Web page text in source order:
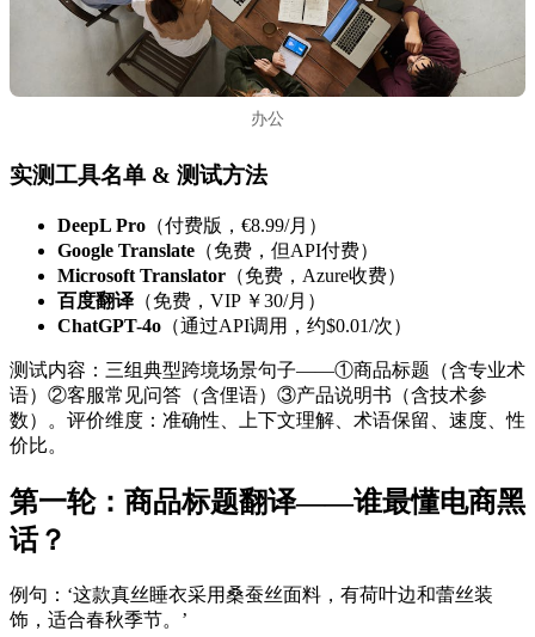
办公
实测工具名单 & 测试方法
DeepL Pro （付费版，€8.99/月）
Google Translate （免费，但API付费）
Microsoft Translator （免费，Azure收费）
百度翻译 （免费，VIP ￥30/月）
ChatGPT-4o （通过API调用，约$0.01/次）
测试内容：三组典型跨境场景句子——①商品标题（含专业术
语）②客服常见问答（含俚语）③产品说明书（含技术参
数）。评价维度：准确性、上下文理解、术语保留、速度、性
价比。
第一轮：商品标题翻译——谁最懂电商黑
话？
例句：‘这款真丝睡衣采用桑蚕丝面料，有荷叶边和蕾丝装
饰，适合春秋季节。’